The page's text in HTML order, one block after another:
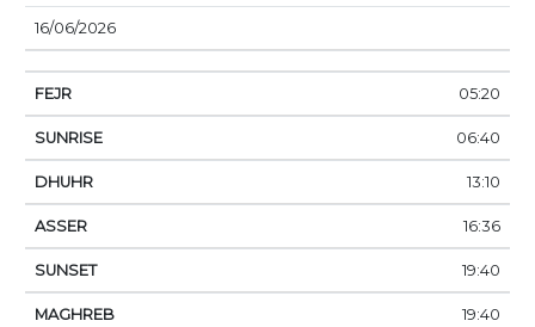
16/06/2026
05:20
06:40
13:10
16:36
19:40
19:40